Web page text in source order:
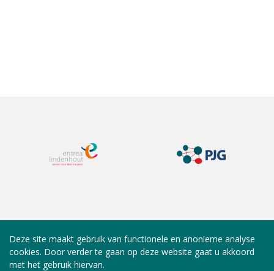
Deze site maakt gebruik van functionele en anonieme analyse
cookies. Door verder te gaan op deze website gaat u akkoord
met het gebruik hiervan.